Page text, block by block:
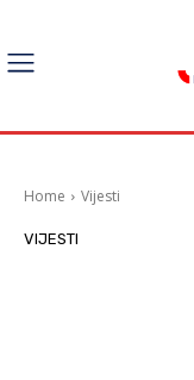
Home Vijesti
VIJESTI